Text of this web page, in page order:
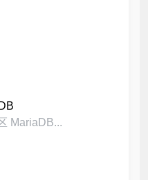
MariaDB...